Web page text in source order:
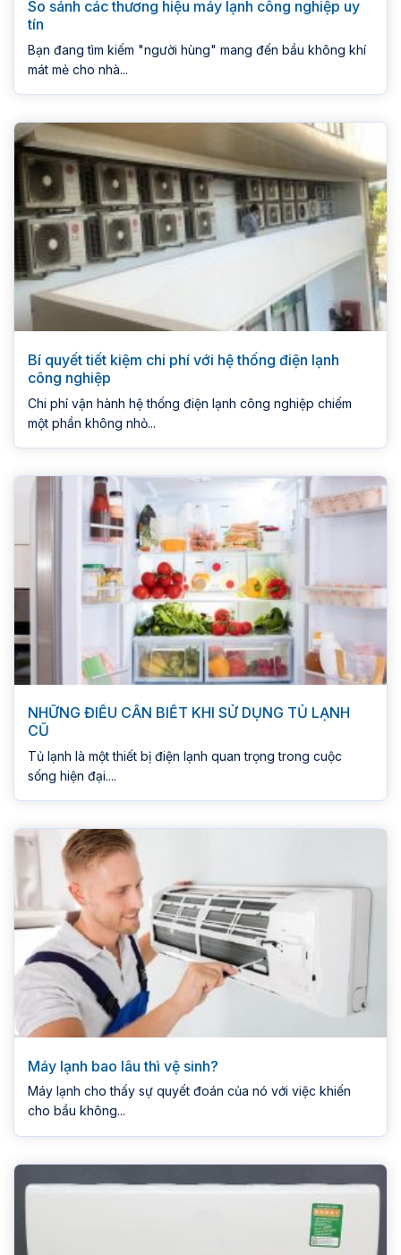
So sánh các thương hiệu máy lạnh công nghiệp uy
tín
Bạn đang tìm kiếm "người hùng" mang đến bầu không khí
mát mẻ cho nhà...
Bí quyết tiết kiệm chi phí với hệ thống điện lạnh
công nghiệp
Chi phí vận hành hệ thống điện lạnh công nghiệp chiếm
một phần không nhỏ...
NHỮNG ĐIỀU CẦN BIẾT KHI SỬ DỤNG TỦ LẠNH
CŨ
Tủ lạnh là một thiết bị điện lạnh quan trọng trong cuộc
sống hiện đại....
Máy lạnh bao lâu thì vệ sinh?
Máy lạnh cho thấy sự quyết đoán của nó với việc khiến
cho bầu không...